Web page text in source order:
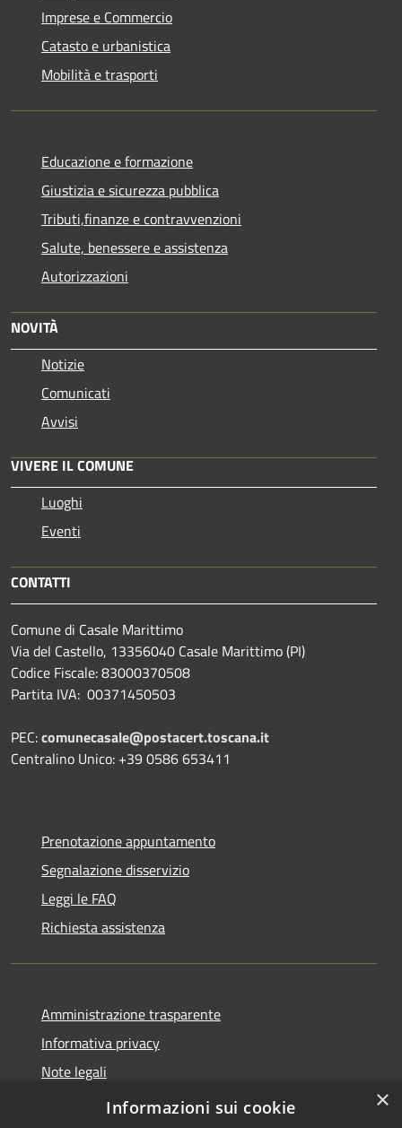
Imprese e Commercio
Catasto e urbanistica
Mobilità e trasporti
Educazione e formazione
Giustizia e sicurezza pubblica
Tributi,finanze e contravvenzioni
Salute, benessere e assistenza
Autorizzazioni
NOVITÀ
Notizie
Comunicati
Avvisi
VIVERE IL COMUNE
Luoghi
Eventi
CONTATTI
Comune di Casale Marittimo
Via del Castello, 13356040 Casale Marittimo (PI)
Codice Fiscale: 83000370508
Partita IVA: 00371450503
PEC:comunecasale@postacert.toscana.it
Centralino Unico: +39 0586 653411
Prenotazione appuntamento
Segnalazione disservizio
Leggi le FAQ
Richiesta assistenza
Amministrazione trasparente
Informativa privacy
Note legali
Dichiarazione di accessibilità
×
Informazioni sui cookie